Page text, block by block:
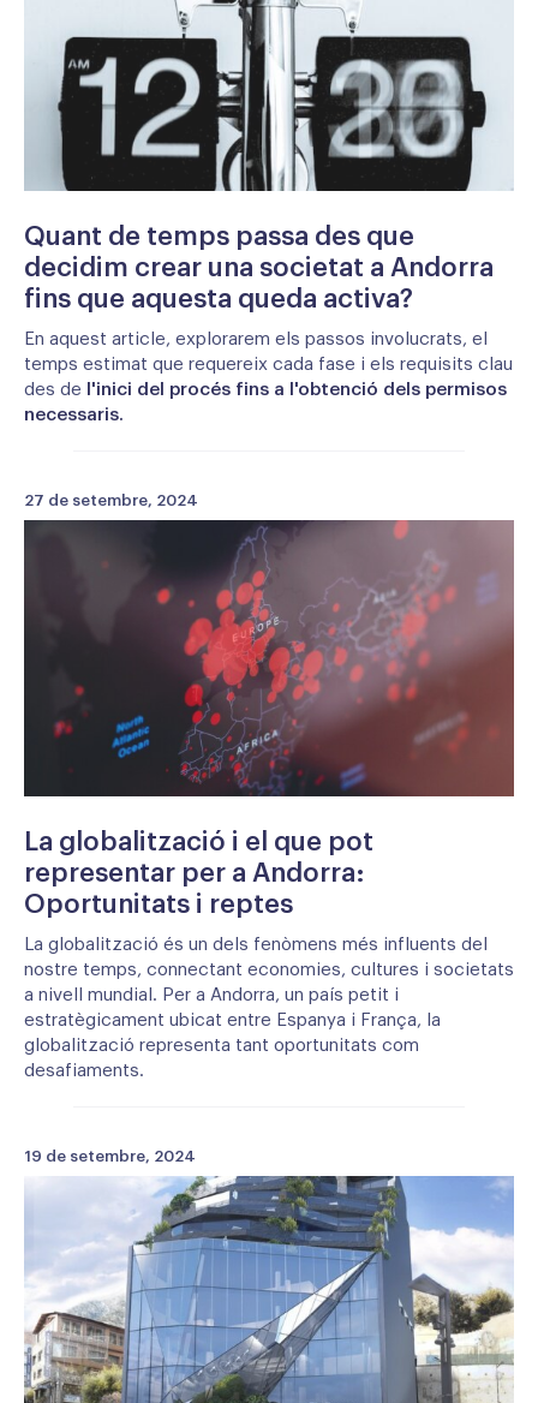
Quant de temps passa des que
decidim crear una societat a Andorra
fins que aquesta queda activa?
En aquest article, explorarem els passos involucrats, el
temps estimat que requereix cada fase i els requisits clau
des de
l'inici del procés fins a l'obtenció dels permisos
necessaris.
La globalització i el que pot
representar per a Andorra:
Oportunitats i reptes
La globalització és un dels fenòmens més influents del
nostre temps, connectant economies, cultures i societats
a nivell mundial. Per a Andorra, un país petit i
estratègicament ubicat entre Espanya i França, la
globalització representa tant oportunitats com
desafiaments.
27 de setembre, 2024
19 de setembre, 2024